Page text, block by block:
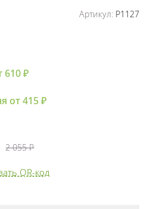
Артикул:P1127
610 ₽
от 415 ₽
2 055 ₽
QR-код